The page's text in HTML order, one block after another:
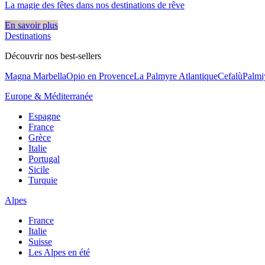
La magie des fêtes dans nos destinations de rêve​
En savoir plus
Destinations
Découvrir nos best-sellers
Magna MarbellaOpio en ProvenceLa Palmyre AtlantiqueCefalù
Europe & Méditerranée
Espagne
France
Grèce
Italie
Portugal
Sicile
Turquie
Alpes
France
Italie
Suisse
Les Alpes en été